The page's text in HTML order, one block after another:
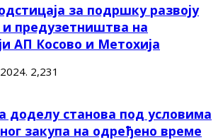
за подршку развоју
предузетништва на
АП Косово и Метохија
2,231
доделу станова под условима
закупа на одређено време